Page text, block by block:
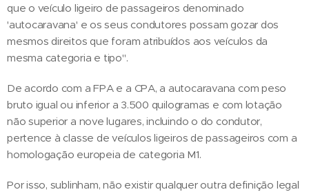
que o veículo ligeiro de passageiros denominado
'autocaravana' e os seus condutores possam gozar dos
mesmos direitos que foram atribuídos aos veículos da
mesma categoria e tipo".
De acordo com a FPA e a CPA, a autocaravana com peso
bruto igual ou inferior a 3.500 quilogramas e com lotação
não superior a nove lugares, incluindo o do condutor,
pertence à classe de veículos ligeiros de passageiros com a
homologação europeia de categoria M1.
Por isso, sublinham, não existir qualquer outra definição legal